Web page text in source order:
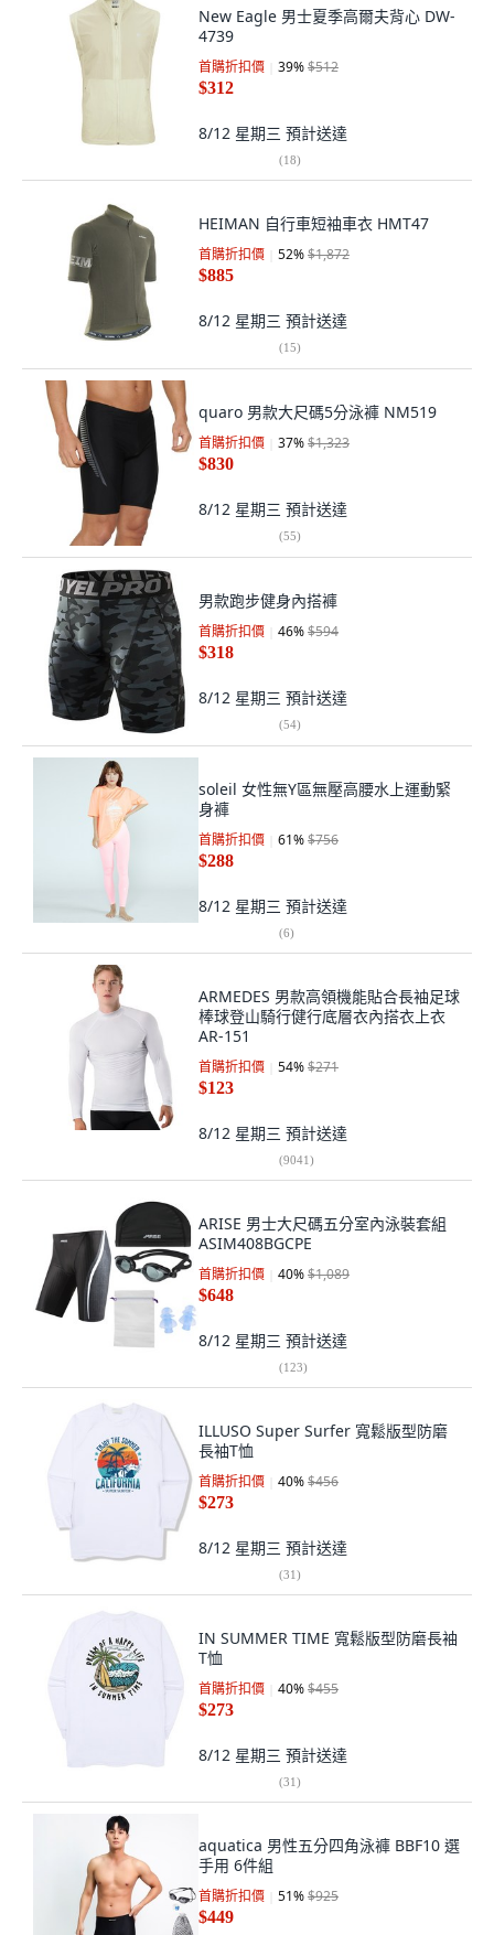
New Eagle 男士夏季高爾夫背心 DW-
4739
首購折扣價 39%$512
$312
8/12 星期三 預計送達
(18)
HEIMAN 自行車短袖車衣 HMT47
首購折扣價 52%$1,872
$885
8/12 星期三 預計送達
(15)
quaro 男款大尺碼5分泳褲 NM519
首購折扣價 37%$1,323
$830
8/12 星期三 預計送達
(55)
男款跑步健身內搭褲
首購折扣價 46%$594
$318
8/12 星期三 預計送達
(54)
soleil 女性無Y區無壓高腰水上運動緊
身褲
首購折扣價 61%$756
$288
8/12 星期三 預計送達
(6)
ARMEDES 男款高領機能貼合長袖足球
棒球登山騎行健行底層衣內搭衣上衣
AR-151
首購折扣價 54%$271
$123
8/12 星期三 預計送達
(9041)
ARISE 男士大尺碼五分室內泳裝套組
ASIM408BGCPE
首購折扣價 40%$1,089
$648
8/12 星期三 預計送達
(123)
ILLUSO Super Surfer 寬鬆版型防磨
長袖T恤
首購折扣價 40%$456
$273
8/12 星期三 預計送達
(31)
IN SUMMER TIME 寬鬆版型防磨長袖
T恤
首購折扣價 40%$455
$273
8/12 星期三 預計送達
(31)
aquatica 男性五分四角泳褲 BBF10 選
手用 6件組
首購折扣價 51%$925
$449